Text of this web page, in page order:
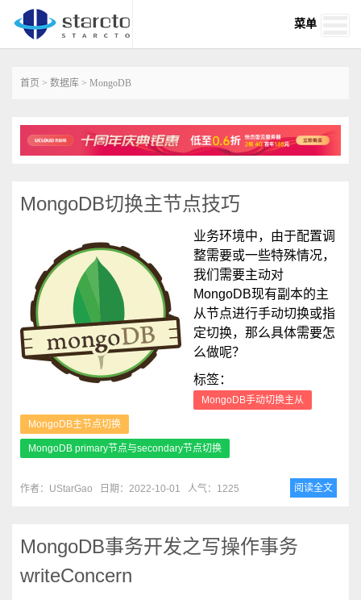
菜单
首页 > 数据库 > MongoDB
MongoDB切换主节点技巧
业务环境中，由于配置调
整需要或一些特殊情况，
我们需要主动对
MongoDB现有副本的主
从节点进行手动切换或指
定切换，那么具体需要怎
么做呢？
标签：
MongoDB手动切换主从
MongoDB主节点切换
MongoDB primary节点与secondary节点切换
作者：UStarGao 日期：2022-10-01 人气：1225 阅读全文
MongoDB事务开发之写操作事务
writeConcern